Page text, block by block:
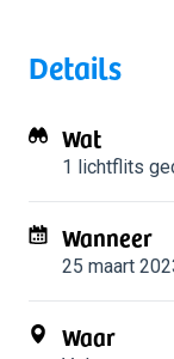
Details
Wat
1 lichtflits
Wanneer
25 maart
Waar